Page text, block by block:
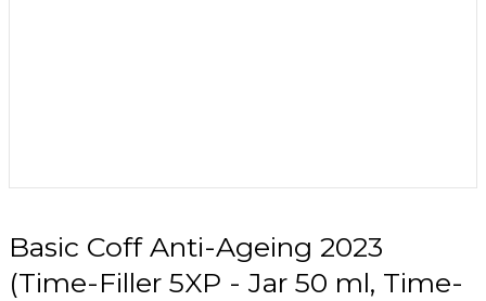
Basic Coff Anti-Ageing 2023
(Time-Filler 5XP - Jar 50 ml, Time-